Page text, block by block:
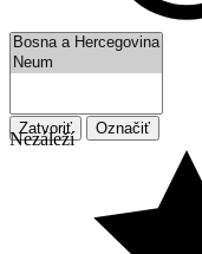
Zatvoriť Označiť
Nezáleží